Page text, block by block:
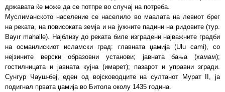
државата ќе може да се потпре во случај на потреба.
Муслиманското население се населило во маалата на левиот брег
на реката, на повисоката земја и на јужните падини на ридовите (тур.
Bayır mahalle). Најблизу до реката биле изградени најважните градби
на османлискиот исламски град: главната џамија (Ulu cami), со
нејзините верски образовни установи; јавната бања (хамам);
гостилницата и јавната кујна (имарет); пазарот и управни згради.
Сунгур Чауш-беј, еден од војсководците на султанот Мурат II, ја
подигнал првата џамија во Битола околу 1435 година.